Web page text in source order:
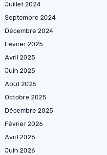
Juillet 2024
Septembre 2024
Décembre 2024
Février 2025
Avril 2025
Juin 2025
Août 2025
Octobre 2025
Décembre 2025
Février 2026
Avril 2026
Juin 2026